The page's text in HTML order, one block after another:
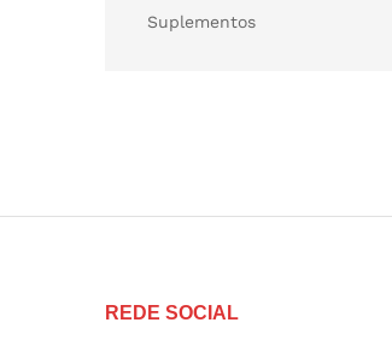
Suplementos
REDE SOCIAL